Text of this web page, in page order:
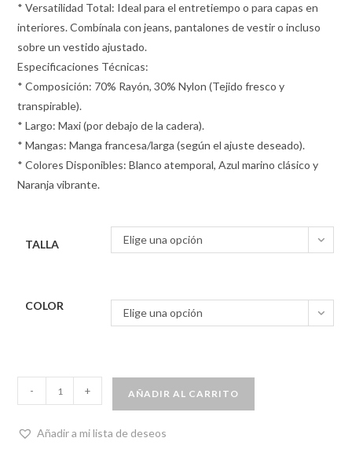
* Versatilidad Total: Ideal para el entretiempo o para capas en
interiores. Combínala con jeans, pantalones de vestir o incluso
sobre un vestido ajustado.
Especificaciones Técnicas:
* Composición: 70% Rayón, 30% Nylon (Tejido fresco y
transpirable).
* Largo: Maxi (por debajo de la cadera).
* Mangas: Manga francesa/larga (según el ajuste deseado).
* Colores Disponibles: Blanco atemporal, Azul marino clásico y
Naranja vibrante.
TALLA Elige una opción
COLOR
Elige una opción
- + AÑADIR AL CARRITO
Añadir a mi lista de deseos